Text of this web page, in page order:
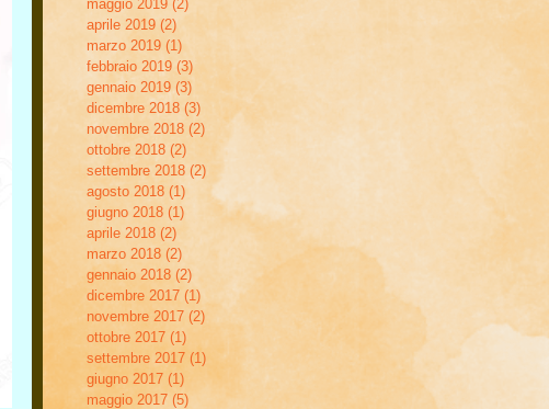
maggio 2019 (2)
aprile 2019 (2)2 post
marzo 2019 (1)
febbraio 2019 (3)
gennaio 2019 (3) 3 post
dicembre 2018 (3)
novembre 2018 (2)
ottobre 2018 (2)
settembre 2018 (2)
agosto 2018 (1)
giugno 2018 (1)
aprile 2018 (2)
marzo 2018 (2)
gennaio 2018 (2)
dicembre 2017 (1)
novembre 2017 (2)
ottobre 2017 (1)
settembre 2017 (1) 1 post
giugno 2017 (1)
maggio 2017 (5)